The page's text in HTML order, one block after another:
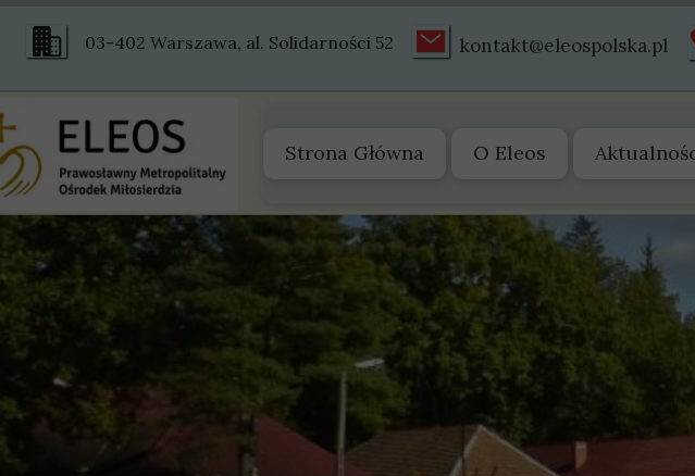
Strona Główna O Eleos
Zarząd
Statut
Struktura
Historia
Świadectwa
kontakt@eleospolska.pl
03-402 Warszawa, al. Solidarności 52